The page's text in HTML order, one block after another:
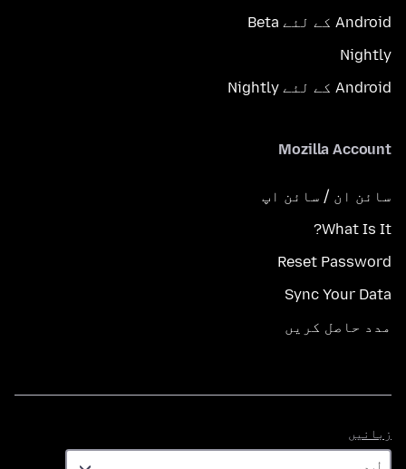
Android کے لئے Beta
Nightly
Android کے لئے Nightly
Mozilla Account
سائن ان / سائن اپ
What Is It?
Reset Password
Sync Your Data
مدد حاصل کریں
زبانیں